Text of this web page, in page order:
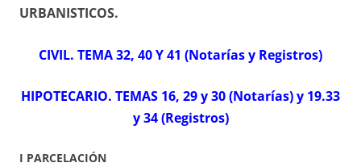
URBANISTICOS.
CIVIL. TEMA 32, 40 Y 41 (Notarías y Registros)
HIPOTECARIO. TEMAS 16, 29 y 30 (Notarías) y 19.33
y 34 (Registros)
I PARCELACIÓN